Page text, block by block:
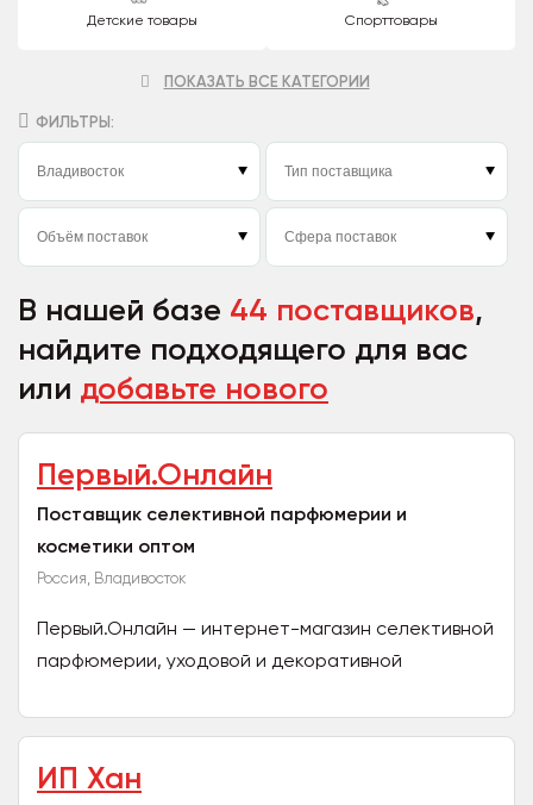
Детские товары Спорттовары
ПОКАЗАТЬ ВСЕ КАТЕГОРИИ
ФИЛЬТРЫ:
В нашей базе 44 поставщиков,
найдите подходящего для вас
или добавьте нового
Первый.Онлайн
Поставщик селективной парфюмерии и
косметики оптом
Россия, Владивосток
Первый.Онлайн — интернет-магазин селективной
парфюмерии, уходовой и декоративной
магазине представлены...
ИП Хан